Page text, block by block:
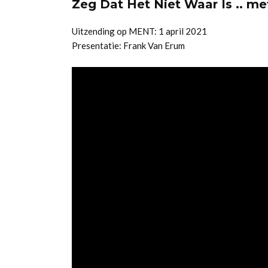
Zeg Dat Het Niet Waar Is ..
Uitzending op MENT: 1 april 2021
Presentatie: Frank Van Erum